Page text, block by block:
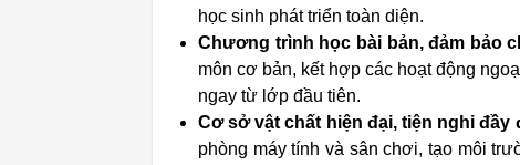
học sinh phát triển toàn diện.
Chương trình học bài bản, đảm bảo
môn cơ bản, kết hợp các hoạt động
ngay từ lớp đầu tiên.
Cơ sở vật chất hiện đại, tiện nghi đầy
phòng máy tính và sân chơi, tạo môi